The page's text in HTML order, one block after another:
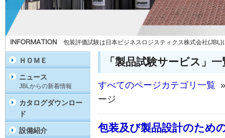
包装評価試験は日本ビジネスロジスティクス株式会社
「製品試験サービス」一
すべてのページカテゴリ一覧
ージ
包装及び製品設計のため
ＨＯＭＥ
ニュース
JBLからの新着情報
カタログダウンロー
ド
設備紹介